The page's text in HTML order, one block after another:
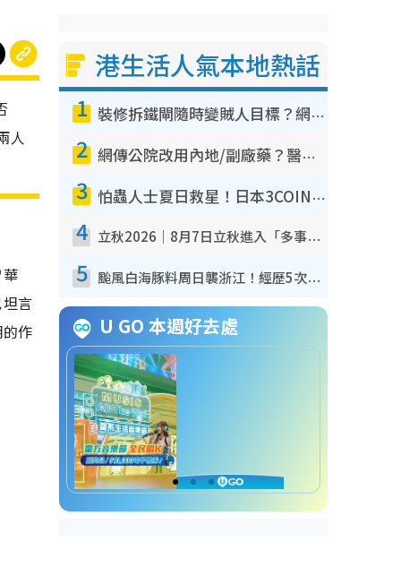
人
言
作
港生活人氣本地熱話
1 裝修拆鐵閘隨時變賊人目標？網民揭2大關鍵用途：裝新式等於白裝？附新舊鐵閘分別
2 網傳公院改用內地/副廠藥？醫生拆解正副廠分別 揭4類人換藥隨時出事
3 怕蟲人士夏日救星！日本3COINS爆紅驅蟲神器$45起 1招「全程免觸碰」輕鬆搞定小強
4 立秋2026｜8月7日立秋進入「多事之秋」 3件事唔做得！專家教6招開運 清枱頭／銀包納氣接好運
5 颱風白海豚料周日襲浙江！經歷5次「眼牆置換」極罕見 成登陸內地最長途颱風
U GO 本週好去處